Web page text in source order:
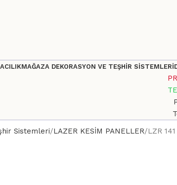
MAĞAZA DEKORASYON VE TEŞHİR SİSTEMLERİ
Sistemleri LAZER KESİM PANELLER LZR